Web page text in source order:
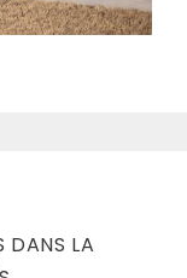
DANS LA